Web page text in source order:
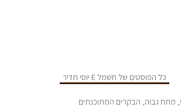
כל הפוסטים של חשמל E יוסי תדיר
כ-25 שנה בתחום החשמל התעשייתי, מתח גבוה, הבקרים המתוכנתים